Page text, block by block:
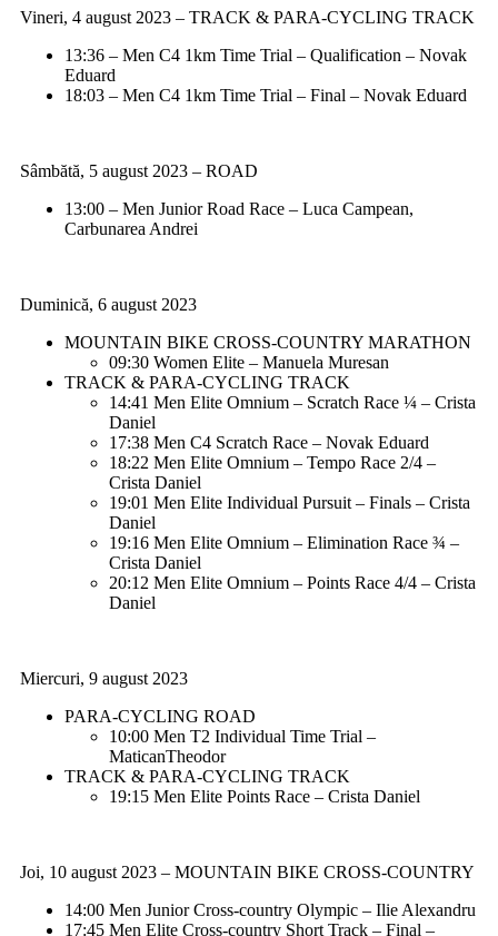
Vineri, 4 august 2023 – TRACK & PARA-CYCLING TRACK
13:36 – Men C4 1km Time Trial – Qualification – Novak
Eduard
18:03 – Men C4 1km Time Trial – Final – Novak Eduard
Sâmbătă, 5 august 2023 – ROAD
13:00 – Men Junior Road Race – Luca Campean,
Carbunarea Andrei
Duminică, 6 august 2023
MOUNTAIN BIKE CROSS-COUNTRY MARATHON
09:30 Women Elite – Manuela Muresan
TRACK & PARA-CYCLING TRACK
14:41 Men Elite Omnium – Scratch Race ¼ – Crista
Daniel
17:38 Men C4 Scratch Race – Novak Eduard
18:22 Men Elite Omnium – Tempo Race 2/4 –
Crista Daniel
19:01 Men Elite Individual Pursuit – Finals – Crista
Daniel
19:16 Men Elite Omnium – Elimination Race ¾ –
Crista Daniel
20:12 Men Elite Omnium – Points Race 4/4 – Crista
Daniel
Miercuri, 9 august 2023
PARA-CYCLING ROAD
10:00 Men T2 Individual Time Trial –
MaticanTheodor
TRACK & PARA-CYCLING TRACK
19:15 Men Elite Points Race – Crista Daniel
Joi, 10 august 2023 – MOUNTAIN BIKE CROSS-COUNTRY
14:00 Men Junior Cross-country Olympic – Ilie Alexandru
17:45 Men Elite Cross-country Short Track – Final –